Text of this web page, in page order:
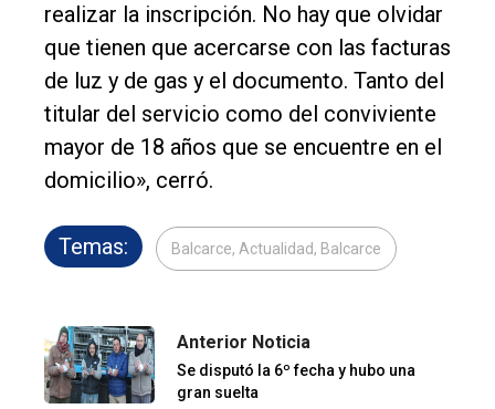
realizar la inscripción. No hay que olvidar
que tienen que acercarse con las facturas
de luz y de gas y el documento. Tanto del
titular del servicio como del conviviente
mayor de 18 años que se encuentre en el
domicilio», cerró.
Temas: Balcarce, Actualidad, Balcarce
Anterior Noticia
Se disputó la 6º fecha y hubo una
gran suelta